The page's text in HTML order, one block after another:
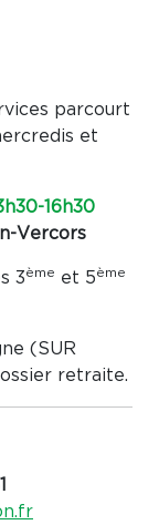
parcourt
et
16h30
Vercors
3ème et 5ème
(SUR
retraite.